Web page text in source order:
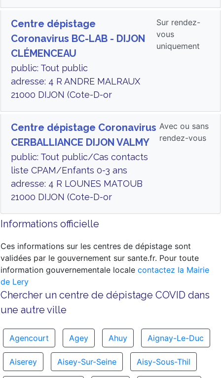
Centre dépistage
Coronavirus BC-LAB - DIJON
CLÉMENCEAU
public: Tout public
adresse: 4 R ANDRE MALRAUX
21000 DIJON (Cote-D-or
Sur rendez-
vous
uniquement
Centre dépistage Coronavirus
CERBALLIANCE DIJON VALMY
public: Tout public/Cas contacts
liste CPAM/Enfants 0-3 ans
adresse: 4 R LOUNES MATOUB
21000 DIJON (Cote-D-or
Avec ou sans
rendez-vous
Informations officielle
Ces informations sur les centres de dépistage sont
validées par le gouvernement sur sante.fr. Pour toute
information gouvernementale locale contactez la Mairie
de Lery
Chercher un centre de dépistage COVID dans
une autre ville
Agencourt Agey Ahuy Aignay-Le-Duc
Aiserey Aisey-Sur-Seine Aisy-Sous-Thil